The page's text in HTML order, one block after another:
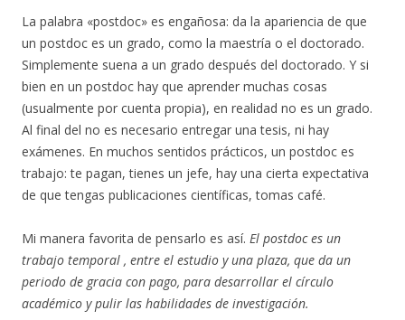
La palabra «postdoc» es engañosa: da la apariencia de que
un postdoc es un grado, como la maestría o el doctorado.
Simplemente suena a un grado después del doctorado. Y si
bien en un postdoc hay que aprender muchas cosas
(usualmente por cuenta propia), en realidad no es un grado.
Al final del no es necesario entregar una tesis, ni hay
exámenes. En muchos sentidos prácticos, un postdoc es
trabajo: te pagan, tienes un jefe, hay una cierta expectativa
de que tengas publicaciones científicas, tomas café.
Mi manera favorita de pensarlo es así. El postdoc es un
trabajo temporal , entre el estudio y una plaza, que da un
periodo de gracia con pago, para desarrollar el círculo
académico y pulir las habilidades de investigación.